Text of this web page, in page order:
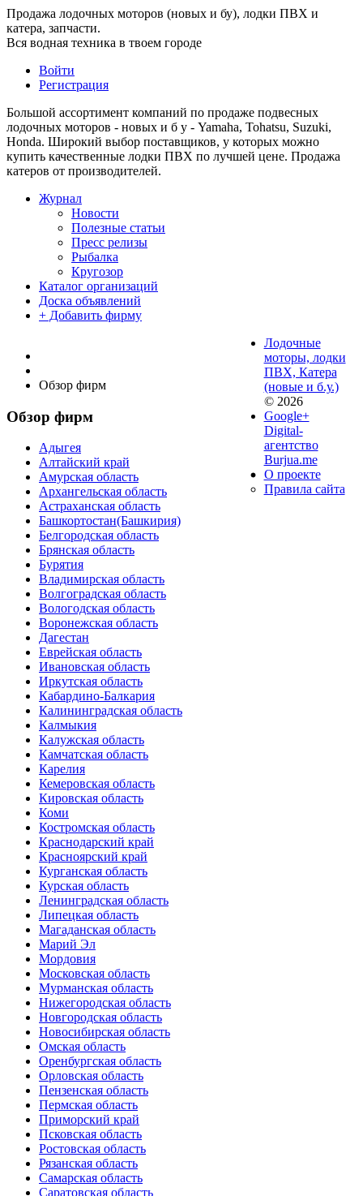
Продажа лодочных моторов (новых и бу), лодки ПВХ и
катера, запчасти.
Вся водная техника в твоем городе
Войти
Регистрация
Большой ассортимент компаний по продаже подвесных
лодочных моторов - новых и б у - Yamaha, Tohatsu, Suzuki,
Honda. Широкий выбор поставщиков, у которых можно
купить качественные лодки ПВХ по лучшей цене. Продажа
катеров от производителей.
Журнал
Новости
Полезные статьи
Пресс релизы
Рыбалка
Кругозор
Каталог организаций
Доска объявлений
+ Добавить фирму
Обзор фирм
Обзор фирм
Адыгея
Алтайский край
Амурская область
Архангельская область
Астраханская область
Башкортостан(Башкирия)
Белгородская область
Брянская область
Бурятия
Владимирская область
Волгоградская область
Вологодская область
Воронежская область
Дагестан
Еврейская область
Ивановская область
Иркутская область
Кабардино-Балкария
Калининградская область
Калмыкия
Калужская область
Камчатская область
Карелия
Кемеровская область
Кировская область
Коми
Костромская область
Краснодарский край
Красноярский край
Курганская область
Курская область
Ленинградская область
Липецкая область
Магаданская область
Марий Эл
Мордовия
Московская область
Мурманская область
Нижегородская область
Новгородская область
Новосибирская область
Омская область
Оренбургская область
Орловская область
Пензенская область
Пермская область
Приморский край
Псковская область
Ростовская область
Рязанская область
Самарская область
Саратовская область
Лодочные
моторы, лодки
ПВХ, Катера
(новые и б.у.)
© 2026
Google+
Digital-
агентство
Burjua.me
О проекте
Правила сайта